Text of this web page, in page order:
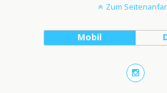
Zum
Mobil